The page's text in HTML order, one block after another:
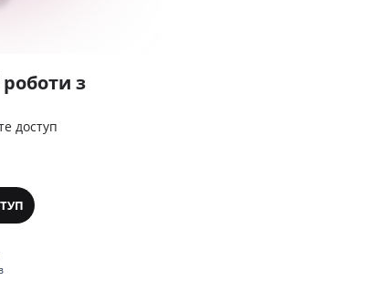
з
доступ